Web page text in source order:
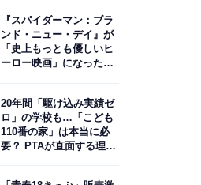
『スパイダーマン：ブラ
ンド・ニュー・デイ』が
「史上もっとも優しいヒ
ーロー映画」になった理
20年間「駆け込み実績ゼ
ロ」の学校も…「こども
110番の家」は本当に必
要？ PTAが直面する理想